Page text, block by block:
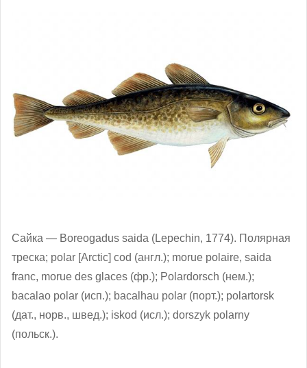
Сайка — Boreogadus saida (Lepechin, 1774). Полярная
треска; polar [Arctic] cod (англ.); morue polaire, saida
franc, morue des glaces (фр.); Polardorsch (нем.);
bacalao polar (исп.); bacalhau polar (порт.); polartorsk
(дат., норв., швед.); iskod (исл.); dorszyk polarny
(польск.).